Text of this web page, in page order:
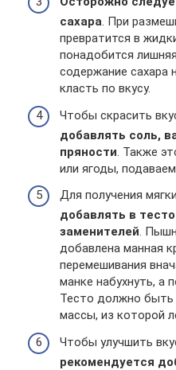
сахара. При
превратится в
понадобится
содержание сахара
класть по вкусу.
Чтобы скрасить
добавлять соль,
пряности . Также
или ягоды,
Для получения
добавлять в
заменителей.
добавлена манная
перемешивания
манке набухнуть, а
Тесто должно быть
массы, из которой
Чтобы улучшить
рекомендуется